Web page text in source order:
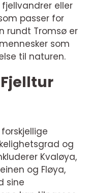
eller
passer for
rundt Tromsø er
som
til naturen.
og
Kvaløya,
og Fløya,
sine